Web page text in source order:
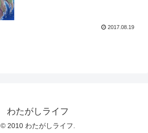
2017.08.19
わたがしライフ
© 2010 わたがしライフ.